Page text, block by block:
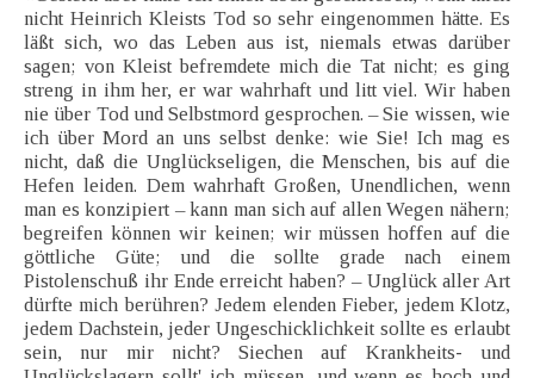
nicht Heinrich Kleists Tod so sehr eingenommen hätte. Es
läßt sich, wo das Leben aus ist, niemals etwas darüber
sagen; von Kleist befremdete mich die Tat nicht; es ging
streng in ihm her, er war wahrhaft und litt viel. Wir haben
nie über Tod und Selbstmord gesprochen. – Sie wissen, wie
ich über Mord an uns selbst denke: wie Sie! Ich mag es
nicht, daß die Unglückseligen, die Menschen, bis auf die
Hefen leiden. Dem wahrhaft Großen, Unendlichen, wenn
man es konzipiert – kann man sich auf allen Wegen nähern;
begreifen können wir keinen; wir müssen hoffen auf die
göttliche Güte; und die sollte grade nach einem
Pistolenschuß ihr Ende erreicht haben? – Unglück aller Art
dürfte mich berühren? Jedem elenden Fieber, jedem Klotz,
jedem Dachstein, jeder Ungeschicklichkeit sollte es erlaubt
sein, nur mir nicht? Siechen auf Krankheits- und